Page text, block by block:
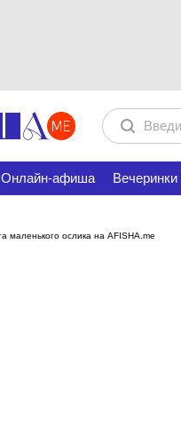
Онлайн-афиша Вечеринки